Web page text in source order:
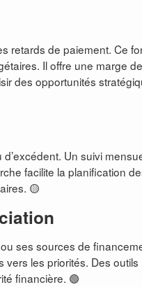
retards de paiement. Ce
Il offre une marge de
des opportunités
Un suivi
facilite la planification
🟡
ses sources de
les priorités. Des outils
financière. 🟢